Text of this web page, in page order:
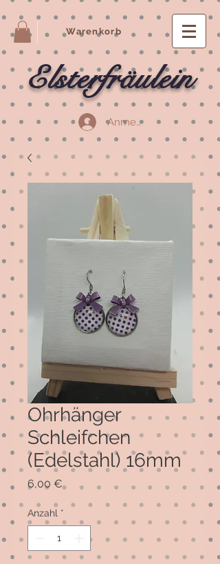
Warenkorb
Elsterfräulein
Anmelden
Ohrhänger
Schleifchen
(Edelstahl) 16mm
6,00 €Preis
Anzahl *